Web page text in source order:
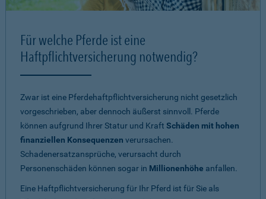
Für welche Pferde ist eine
Haftpflichtversicherung notwendig?
Zwar ist eine Pferdehaftpflichtversicherung nicht gesetzlich
vorgeschrieben, aber dennoch äußerst sinnvoll. Pferde
können aufgrund Ihrer Statur und Kraft Schäden mit hohen
finanziellen Konsequenzen verursachen.
Schadenersatzansprüche, verursacht durch
Personenschäden können sogar in Millionenhöhe anfallen.
Eine Haftpflichtversicherung für Ihr Pferd ist für Sie als